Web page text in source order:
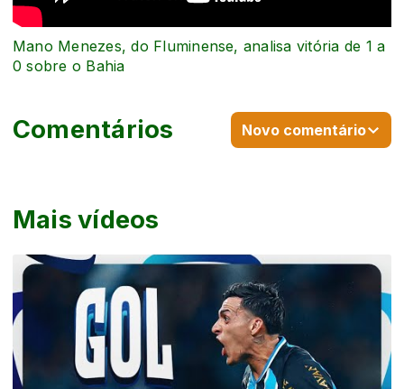
Mais vídeos
Mano Menezes, do Fluminense, analisa vitória de 1 a
0 sobre o Bahia
Comentários Novo comentário